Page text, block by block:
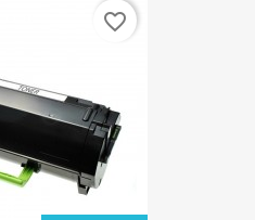
favorite_border